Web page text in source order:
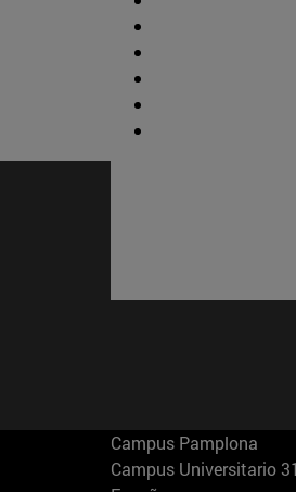
Campus Pamplona
Campus Universitario